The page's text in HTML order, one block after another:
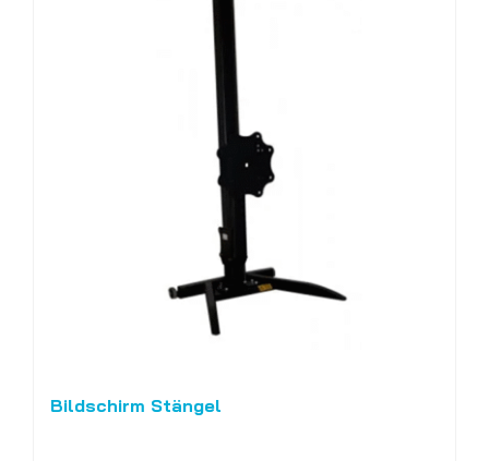
Bildschirm Stängel